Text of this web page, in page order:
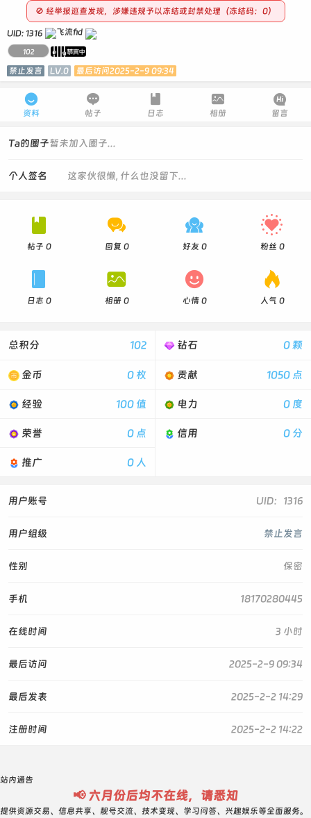
🚫 经举报巡查发现，涉嫌违规予以冻结或封禁处理（冻结码：0）
UID: 1316
102
禁止发言 LV.0 最后访问2025-2-9 09:34

资料

帖子

日志

相册

留言
Ta的圈子暂未加入圈子...
这家伙很懒, 什么也没留下...
个人签名

帖子 0

回复 0

好友 0

粉丝 0

日志 0

相册 0

心情 0

人气 0
102
总积分 0 颗
钻石
0 枚
金币 1050 点
贡献
100 值
经验 0 度
电力
0 点
荣誉 0 分
信用
0 人
推广
UID：1316
用户账号
禁止发言
用户组级
保密
性别
18170280445
手机
3 小时
在线时间
2025-2-9 09:34
最后访问
2025-2-2 14:29
最后发表
2025-2-2 14:22
注册时间
站内通告
📢 六月份后均不在线，请悉知
提供资源交易、信息共享、靓号交流、技术变现、学习问答、兴趣娱乐等全面服务。